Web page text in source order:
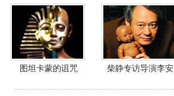
图坦卡蒙的诅咒 柴静专访导演李安